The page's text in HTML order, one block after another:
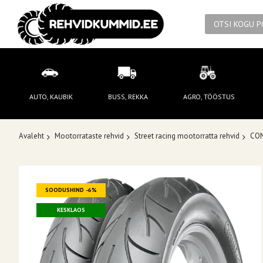
AUTO, KAUBIK BUSS, REKKA AGRO, TÖÖSTUS
Avaleht Mootorrataste rehvid Street racing mootorratta rehvid
Skip
the
images
gallery
SOODUSHIND -6%
KESKLAOS